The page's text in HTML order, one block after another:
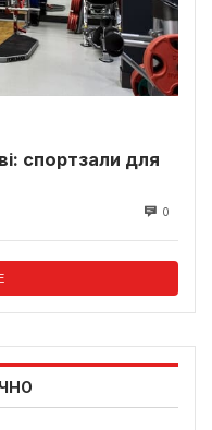
спортзали для
0